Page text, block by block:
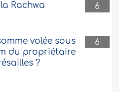
6
Rachwa
6
volée sous
du propriétaire
?